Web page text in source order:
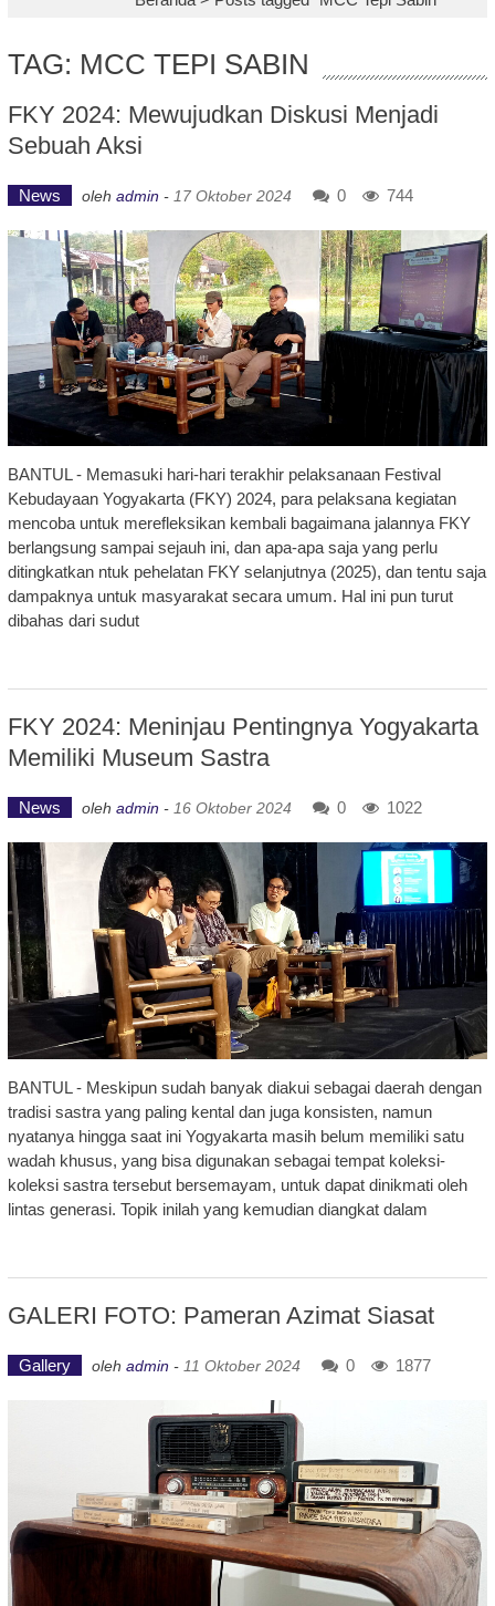
TAG: MCC TEPI SABIN
FKY 2024: Mewujudkan Diskusi Menjadi
Sebuah Aksi
News oleh admin - 17 Oktober 2024 0 744
BANTUL - Memasuki hari-hari terakhir pelaksanaan Festival
Kebudayaan Yogyakarta (FKY) 2024, para pelaksana kegiatan
mencoba untuk merefleksikan kembali bagaimana jalannya FKY
berlangsung sampai sejauh ini, dan apa-apa saja yang perlu
ditingkatkan ntuk pehelatan FKY selanjutnya (2025), dan tentu saja
dampaknya untuk masyarakat secara umum. Hal ini pun turut
dibahas dari sudut
FKY 2024: Meninjau Pentingnya Yogyakarta
Memiliki Museum Sastra
News oleh admin - 16 Oktober 2024 0 1022
BANTUL - Meskipun sudah banyak diakui sebagai daerah dengan
tradisi sastra yang paling kental dan juga konsisten, namun
nyatanya hingga saat ini Yogyakarta masih belum memiliki satu
wadah khusus, yang bisa digunakan sebagai tempat koleksi-
koleksi sastra tersebut bersemayam, untuk dapat dinikmati oleh
lintas generasi. Topik inilah yang kemudian diangkat dalam
GALERI FOTO: Pameran Azimat Siasat
Gallery oleh admin - 11 Oktober 2024 0 1877